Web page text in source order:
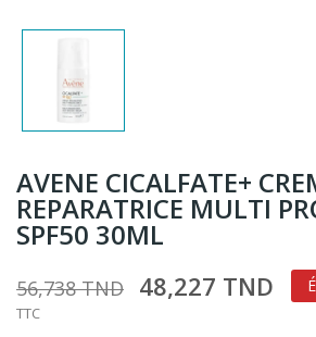
AVENE CICALFATE+
REPARATRICE MULTI
SPF50 30ML
56,738 TND 48,227 TND
TTC